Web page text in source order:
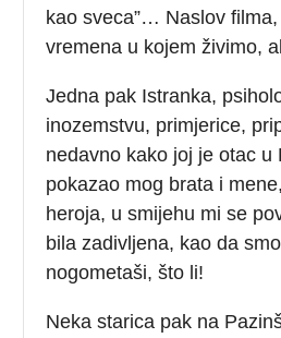
kao sveca”… Naslov
vremena u kojem živimo,
Jedna pak Istranka,
inozemstvu, primjerice,
nedavno kako joj je otac u
pokazao mog brata i
heroja, u smijehu mi se
bila zadivljena, kao da
nogometaši, što li!
Neka starica pak na